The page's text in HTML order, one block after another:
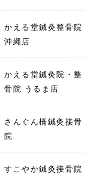
かえる堂鍼灸整骨院
沖縄店
かえる堂鍼灸院・整
骨院 うるま店
さんぐん橋鍼灸接骨
院
すこやか鍼灸接骨院